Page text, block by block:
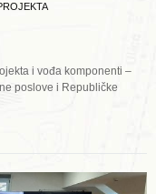
i vođa komponenti –
poslove i Republičke